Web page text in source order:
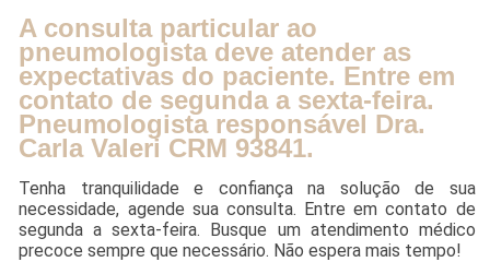
A consulta particular ao
pneumologista deve atender as
expectativas do paciente. Entre em
contato de segunda a sexta-feira.
Pneumologista responsável Dra.
Carla Valeri CRM 93841.
Tenha tranquilidade e confiança na solução de sua
necessidade, agende sua consulta. Entre em contato de
segunda a sexta-feira. Busque um atendimento médico
precoce sempre que necessário. Não espera mais tempo!